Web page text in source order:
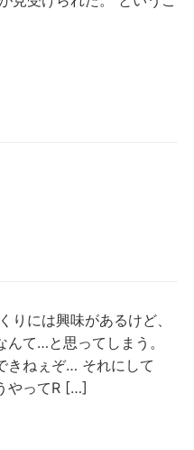
りには興味があるけど、
て…と思ってしまう。
きねぇぞ… それにして
やってR […]